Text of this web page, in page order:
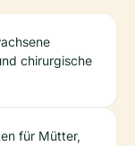
chirurgische
für Mütter,